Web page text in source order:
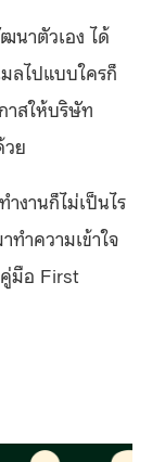
นาตัวเอง ได้
ลไปแบบใครก็
าสให้บริษัท
วย
ำงานก็ไม่เป็นไร
ำความเข้าใจ
คู่มือ First